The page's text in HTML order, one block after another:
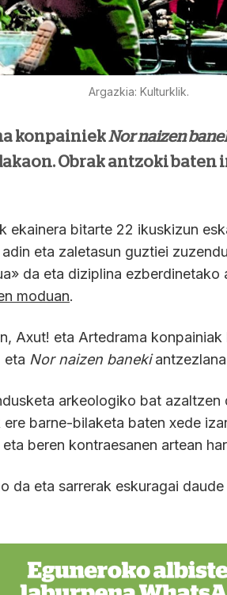
Argazkia: Kulturklik.
konpainiek Nor naizen
Obrak antzoki baten
ekainera bitarte 22 ikuskizun
adin eta zaletasun guztiei
da eta diziplina ezberdinetako
moduan.
Axut! eta Artedrama
eta Nor naizen baneki
arkeologiko bat azaltzen
barne-bilaketa baten xede
beren kontraesanen artean
da eta sarrerak eskuragai